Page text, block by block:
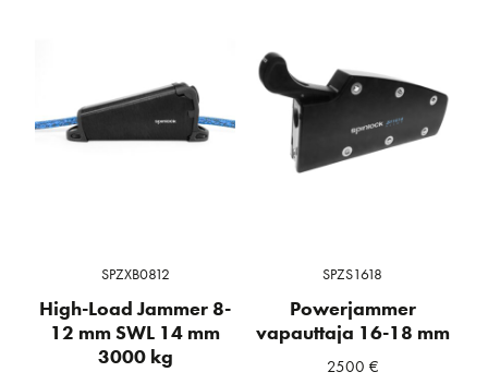
SPZXB0812
High-Load Jammer 8-
12 mm SWL 14 mm
3000 kg
SPZS1618
Powerjammer
vapauttaja 16-18 mm
2500 €